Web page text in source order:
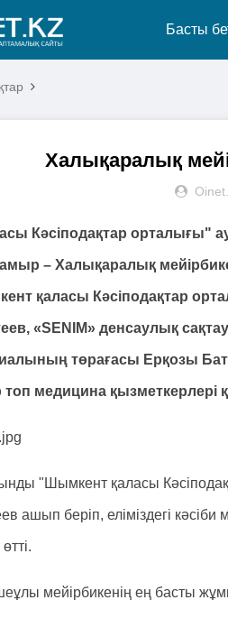
Басты
Халықаралық
Кәсіподақтар орталығы"
– Халықаралық
қаласы Кәсіподақтар
«SENIM» денсаулық
төрағасы Ерқозы
топ медицина қызметкерлері
"Шымкент қаласы
ашып беріп, еліміздегі кәсіби
мейірбикенің ең басты